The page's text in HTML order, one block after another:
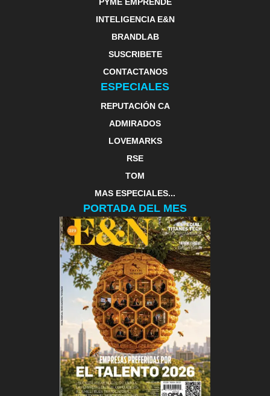
INTELIGENCIA E&N
BRANDLAB
SUSCRIBETE
CONTACTANOS
ESPECIALES
REPUTACIÓN CA
ADMIRADOS
LOVEMARKS
RSE
TOM
MAS ESPECIALES...
PORTADA DEL MES